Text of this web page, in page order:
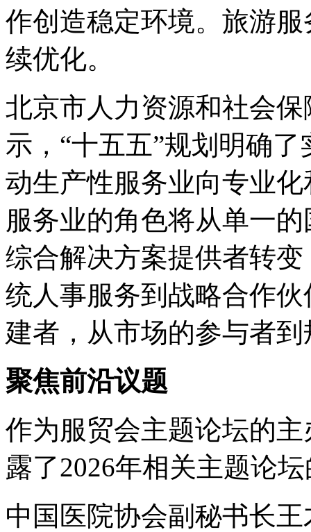
作创造稳定环境。旅游
续优化。
北京市人力资源和社会
示，“十五五”规划明确
动生产性服务业向专业
服务业的角色将从单一
综合解决方案提供者转
统人事服务到战略合作
建者，从市场的参与者
聚焦前沿议题
作为服贸会主题论坛的
露了2026年相关主题论
中国医院协会副秘书长